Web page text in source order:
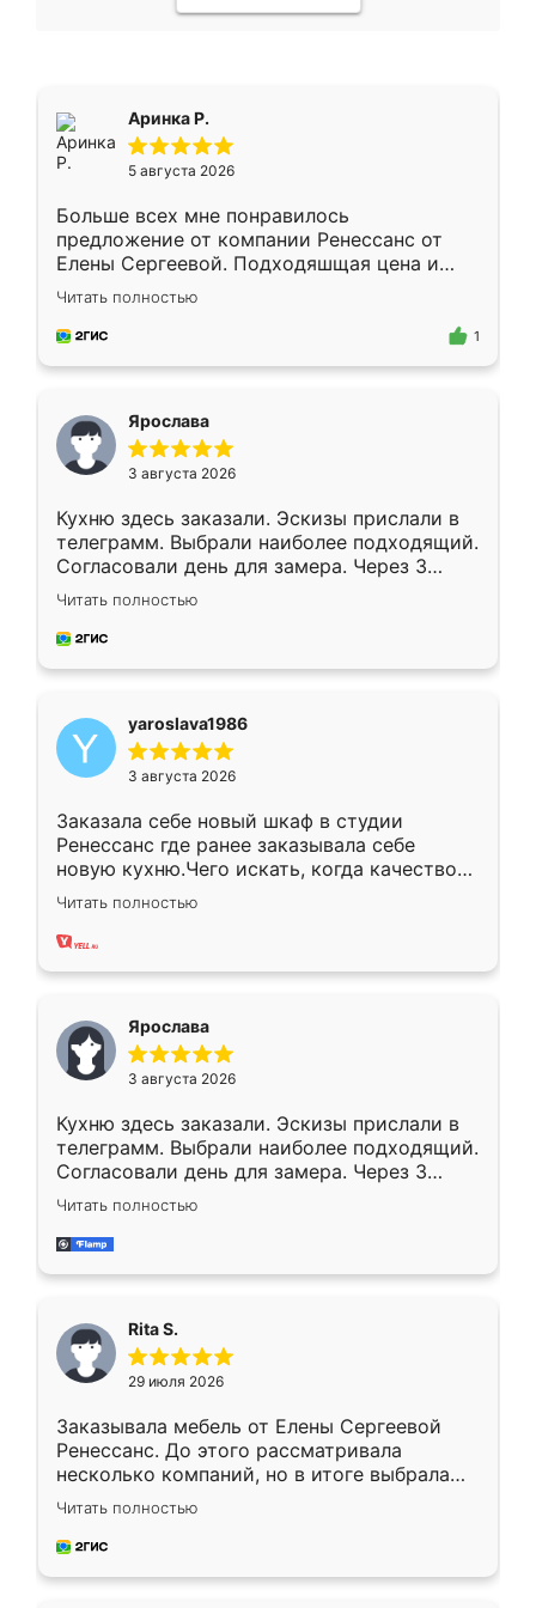
Аринка Р.
5 августа 2026
Больше всех мне понравилось
предложение от компании Ренессанс от
Елены Сергеевой. Подходяшщая цена и
короткие сроки изготовления. Приехавший
для замера сотрудник Владислав
предложил по моему эскизу самый
Читать полностью
1
Ярослава
3 августа 2026
Кухню здесь заказали. Эскизы прислали в
телеграмм. Выбрали наиболее подходящий.
Согласовали день для замера. Через 3
недели кухня была уже готова. Остались
довольны работой. Спасибо Ренессанс
мебель за качественную работу!
Читать полностью
yaroslava1986
3 августа 2026
Заказала себе новый шкаф в студии
Ренессанс где ранее заказывала себе
новую кухню.Чего искать, когда качеством
вполне довольна. Служит кухня уже почти
два года, нареканий нет.
Читать полностью
Ярослава
3 августа 2026
Кухню здесь заказали. Эскизы прислали в
телеграмм. Выбрали наиболее подходящий.
Согласовали день для замера. Через 3
недели кухня была уже готова. Остались
довольны работой. Спасибо Ренессанс
мебель за качественную работу!
Читать полностью
Rita S.
29 июля 2026
Заказывала мебель от Елены Сергеевой
Ренессанс. До этого рассматривала
несколько компаний, но в итоге выбрала
эту. Сначала обговорили условия, потом
приехал замерщик, всё спокойно объяснил
и снял размеры. Изготовили в срок, с
Читать полностью